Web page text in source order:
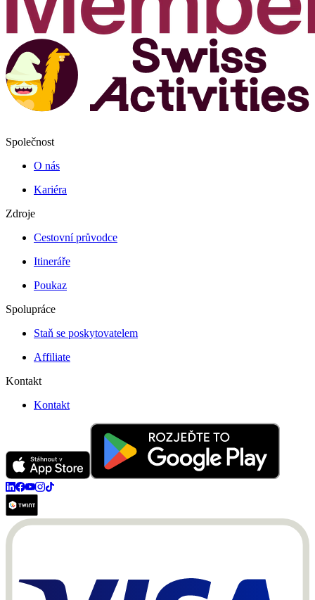
Společnost
O nás
Kariéra
Zdroje
Cestovní průvodce
Itineráře
Poukaz
Spolupráce
Staň se poskytovatelem
Affiliate
Kontakt
Kontakt